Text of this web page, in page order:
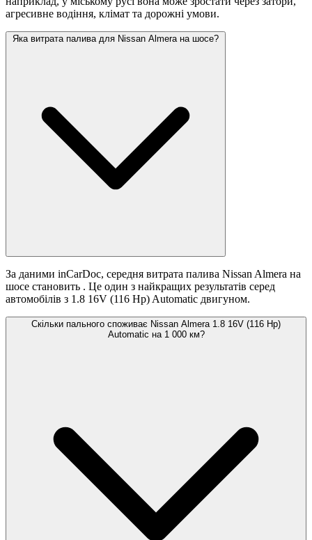
агресивне водіння, клімат та дорожні умови.
Яка витрата палива для Nissan Almera на шосе?
За даними inCarDoc, середня витрата палива Nissan Almera на
шосе становить . Це один з найкращих результатів серед
автомобілів з 1.8 16V (116 Hp) Automatic двигуном.
Скільки пального споживає Nissan Almera 1.8 16V (116 Hp)
Automatic на 1 000 км?